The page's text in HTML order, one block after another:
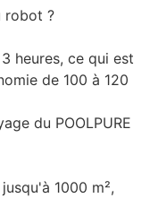
robot ?
heures, ce qui est
de 100 à 120
du POOLPURE
1000 m²,